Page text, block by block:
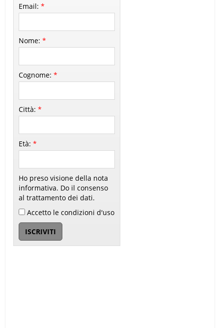
Email:*
Nome:*
Cognome:*
Città:*
Età:*
Ho preso visione della nota
informativa. Do il consenso
al trattamento dei dati.
Accetto le condizioni d'uso